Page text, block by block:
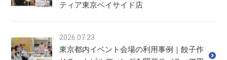
ティア東京ベイサイド店
2026.07.23
東京都内イベント会場の利用事例｜餃子作